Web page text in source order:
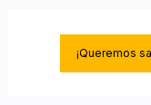
¡Queremos